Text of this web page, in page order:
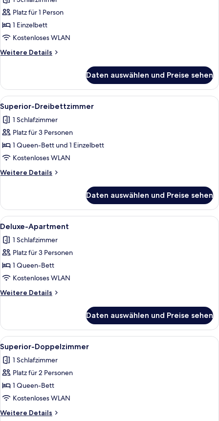
für
Superior-
Einzelzimmer
anzeigen
Platz für 1 Person
1 Einzelbett
Kostenloses WLAN
Weitere Details
Weitere
Einzelzimmer
Daten auswählen und Preise sehen
Alle
Fotos
für
Superior-
Dreibettzimmer
anzeigen
Ein Hotelzimmer mit einem großen
1
Superior-Dreibettzimmer
1 Schlafzimmer
Platz für 3 Personen
1 Queen-Bett und 1 Einzelbett
Kostenloses WLAN
Weitere Details
Weitere
Dreibettzimmer
Daten auswählen und Preise sehen
Alle
Fotos
für
Deluxe-
Apartment
anzeigen
Ein Hotelzimmer mit einem Bett,
1
Deluxe-Apartment
1 Schlafzimmer
Platz für 3 Personen
1 Queen-Bett
Kostenloses WLAN
Weitere Details
Weitere
Apartment
Daten auswählen und Preise sehen
Alle
Fotos
für
Superior-
Doppelzimmer
anzeigen
Ein Hotelzimmer mit Bett,
1
Superior-Doppelzimmer
1 Schlafzimmer
Platz für 2 Personen
1 Queen-Bett
Kostenloses WLAN
Weitere Details
Weitere